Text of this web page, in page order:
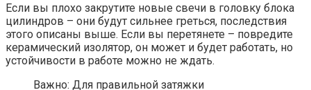
Если вы плохо закрутите новые свечи в головку блока
цилиндров – они будут сильнее греться, последствия
этого описаны выше. Если вы перетянете – повредите
керамический изолятор, он может и будет работать, но
устойчивости в работе можно не ждать.
Важно: Для правильной затяжки